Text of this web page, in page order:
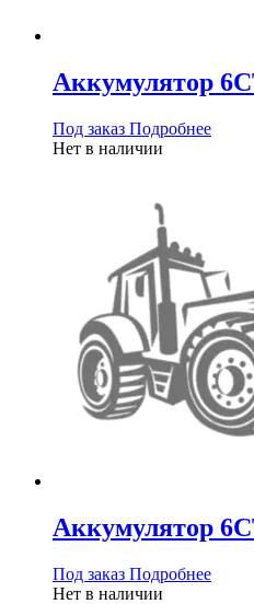
Аккумулятор
Под заказ Подробнее
Нет в наличии
Аккумулятор
Под заказ Подробнее
Нет в наличии